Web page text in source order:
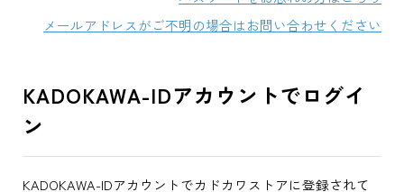
メールアドレスがご不明の場合はお問い合わせください
KADOKAWA-IDアカウントでログイ
ン
KADOKAWA-IDアカウントでカドカワストアに登録されて